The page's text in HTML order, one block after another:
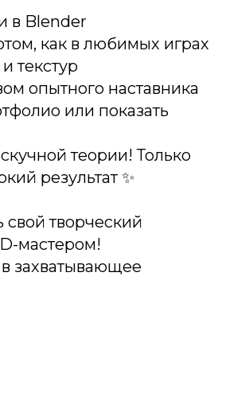
в Blender
как в любимых играх
текстур
опытного наставника
или показать
теории! Только
результат ✨
творческий
мастером!
захватывающее